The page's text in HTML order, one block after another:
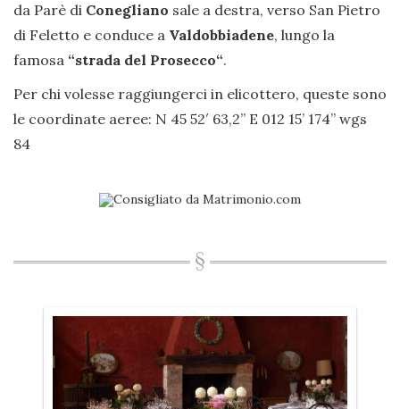
da Parè di Conegliano sale a destra, verso San Pietro
di Feletto e conduce a Valdobbiadene, lungo la
famosa “strada del Prosecco“.
Per chi volesse raggiungerci in elicottero, queste sono
le coordinate aeree: N 45 52′ 63,2” E 012 15’ 174’’ wgs
84